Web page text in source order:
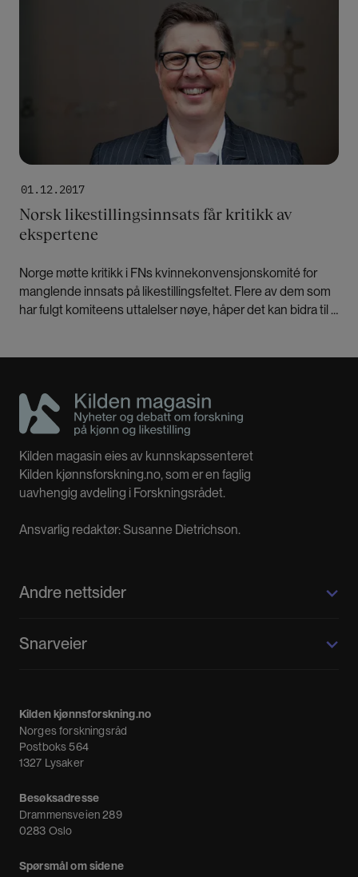
01.12.2017
Norsk likestillingsinnsats får kritikk av
ekspertene
Norge møtte kritikk i FNs kvinnekonvensjonskomité for
manglende innsats på likestillingsfeltet. Flere av dem som
har fulgt komiteens uttalelser nøye, håper det kan bidra til å
Kilden magasin eies av kunnskapssenteret
Kilden kjønnsforskning.no, som er en faglig
uavhengig avdeling i Forskningsrådet.
Ansvarlig redaktør: Susanne Dietrichson.
Andre nettsider
Kvinnehistorie.no
Snarveier
Nyheter
Nyhetsbrev
Kilden kjønnsforskning.no
Norges forskningsråd
Postboks 564
1327 Lysaker
Besøksadresse
Drammensveien 289
0283 Oslo
Spørsmål om sidene